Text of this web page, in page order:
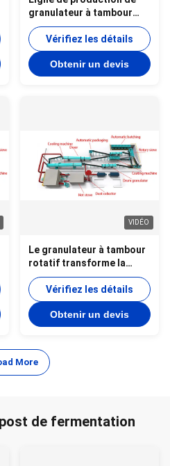
granulateur à tambour
rotatif pour engrais
organique avec
équipement intégré et
capacité de production de
10 000 tonnes par an
Vérifiez les détails
Obtenir un devis
VIDÉO
Le granulateur à tambour
rotatif transforme la
poudre de phosphate en
granulés sphériques
Vérifiez les détails
Obtenir un devis
More
de fermentation